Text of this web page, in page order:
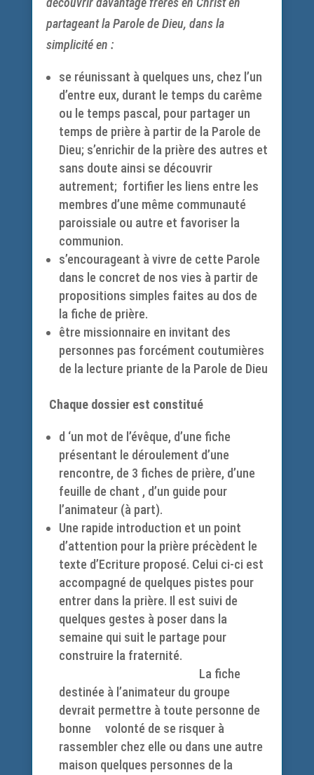
partageant la Parole de Dieu, dans la
simplicité en :
se réunissant à quelques uns, chez l’un
d’entre eux, durant le temps du carême
ou le temps pascal, pour partager un
temps de prière à partir de la Parole de
Dieu; s’enrichir de la prière des autres et
sans doute ainsi se découvrir
autrement; fortifier les liens entre les
membres d’une même communauté
paroissiale ou autre et favoriser la
communion.
s’encourageant à vivre de cette Parole
dans le concret de nos vies à partir de
propositions simples faites au dos de
la fiche de prière.
être missionnaire en invitant des
personnes pas forcément coutumières
de la lecture priante de la Parole de Dieu
Chaque dossier est constitué
d ‘un mot de l’évêque, d’une fiche
présentant le déroulement d’une
rencontre, de 3 fiches de prière, d’une
feuille de chant , d’un guide pour
l’animateur (à part).
Une rapide introduction et un point
d’attention pour la prière précèdent le
texte d’Ecriture proposé. Celui ci-ci est
accompagné de quelques pistes pour
entrer dans la prière. Il est suivi de
quelques gestes à poser dans la
semaine qui suit le partage pour
construire la fraternité.
La fiche
destinée à l’animateur du groupe
devrait permettre à toute personne de
bonne volonté de se risquer à
rassembler chez elle ou dans une autre
maison quelques personnes de la